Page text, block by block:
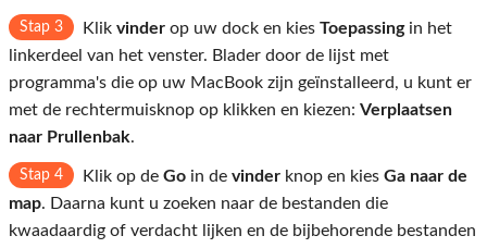
Stap 3 Klik vinder op uw dock en kies Toepassingin het
linkerdeel van het venster. Blader door de lijst met
programma's die op uw MacBook zijn geïnstalleerd, u kunt er
met de rechtermuisknop op klikken en kiezen: Verplaatsen
naar Prullenbak.
Stap 4 Klik op de Go in de vinder knop en kies Ga naar de
map. Daarna kunt u zoeken naar de bestanden die
kwaadaardig of verdacht lijken en de bijbehorende bestanden